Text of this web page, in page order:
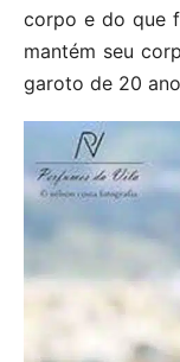
corpo e do que
mantém seu
garoto de 20